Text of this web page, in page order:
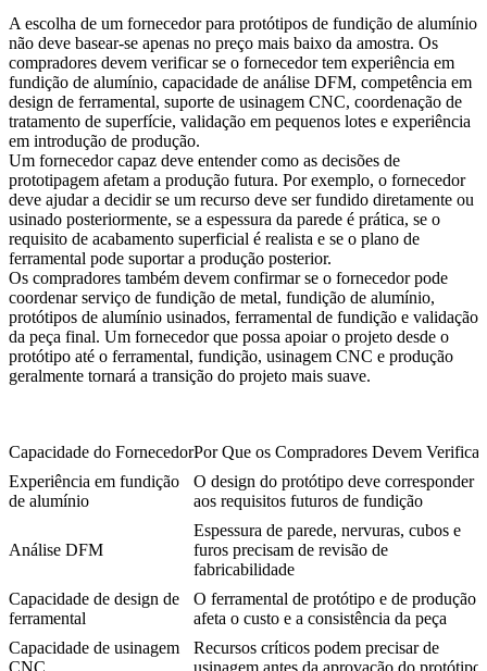
A escolha de um fornecedor para protótipos de fundição de alumínio
não deve basear-se apenas no preço mais baixo da amostra. Os
compradores devem verificar se o fornecedor tem experiência em
fundição de alumínio, capacidade de análise DFM, competência em
design de ferramental, suporte de usinagem CNC, coordenação de
tratamento de superfície, validação em pequenos lotes e experiência
em introdução de produção.
Um fornecedor capaz deve entender como as decisões de
prototipagem afetam a produção futura. Por exemplo, o fornecedor
deve ajudar a decidir se um recurso deve ser fundido diretamente ou
usinado posteriormente, se a espessura da parede é prática, se o
requisito de acabamento superficial é realista e se o plano de
ferramental pode suportar a produção posterior.
Os compradores também devem confirmar se o fornecedor pode
coordenarserviço de fundição de metal, fundição de alumínio,
protótipos de alumínio usinados, ferramental de fundição e validação
da peça final. Um fornecedor que possa apoiar o projeto desde o
protótipo até o ferramental, fundição, usinagem CNC e produção
geralmente tornará a transição do projeto mais suave.
Capacidade do FornecedorPor Que os Compradores Devem Verificar
Experiência em fundição
de alumínio
O design do protótipo deve corresponder
aos requisitos futuros de fundição
Análise DFM
Espessura de parede, nervuras, cubos e
furos precisam de revisão de
fabricabilidade
Capacidade de design de
ferramental
O ferramental de protótipo e de produção
afeta o custo e a consistência da peça
Capacidade de usinagem
Recursos críticos podem precisar de